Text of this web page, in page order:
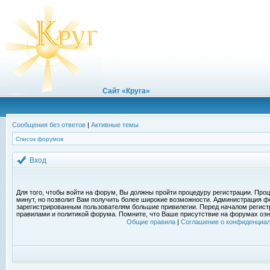
Сайт «Круга»
Сообщения без ответов | Активные темы
Список форумов
Вход
Для того, чтобы войти на форум, Вы должны пройти процедуру регистрации.
минут, но позволит Вам получить более широкие возможности. Администрация
зарегистрированным пользователям большие привилегии. Перед началом
правилами и политикой форума. Помните, что Ваше присутствие на форумах
Общие правила| Соглашение о